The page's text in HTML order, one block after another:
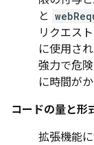
と
リクエス
に使用さ
強力で危
に時間がか
コードの量と形
拡張機能